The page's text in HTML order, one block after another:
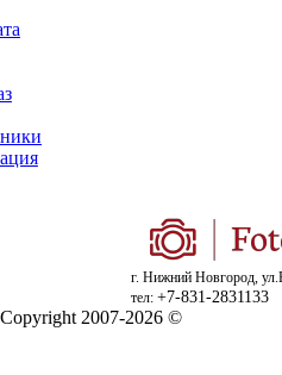
г. Нижний Новгород,
тел: +7-831-2831133
Copyright 2007-2026 ©